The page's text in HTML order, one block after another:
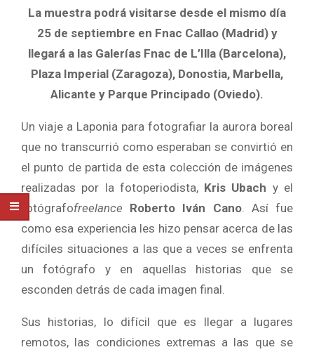
La muestra podrá visitarse desde el mismo día
25 de septiembre en Fnac Callao (Madrid) y
llegará a las Galerías Fnac de L’Illa (Barcelona),
Plaza Imperial (Zaragoza), Donostia, Marbella,
Alicante y Parque Principado (Oviedo).
Un viaje a Laponia para fotografiar la aurora boreal
que no transcurrió como esperaban se convirtió en
el punto de partida de esta colección de imágenes
realizadas por la fotoperiodista, Kris Ubach y el
fotógrafofreelance Roberto Iván Cano. Así fue
como esa experiencia les hizo pensar acerca de las
difíciles situaciones a las que a veces se enfrenta
un fotógrafo y en aquellas historias que se
esconden detrás de cada imagen final.
Sus historias, lo difícil que es llegar a lugares
remotos, las condiciones extremas a las que se